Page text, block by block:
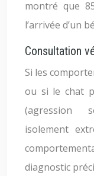
montré que
l’arrivée d’un
Consultation
Si les
ou si le chat
(agression
isolement
diagnostic